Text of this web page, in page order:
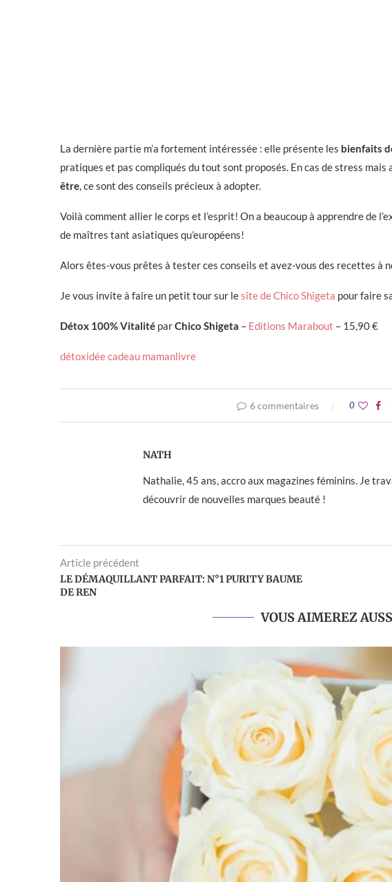
La dernière partie m’a fortement intéressée : elle présente les bienfaits
pratiques et pas compliqués du tout sont proposés. En cas de stress
être, ce sont des conseils précieux à adopter.
Voilà comment allier le corps et l’esprit! On a beaucoup à apprendre de
de maîtres tant asiatiques qu’européens!
Alors êtes-vous prêtes à tester ces conseils et avez-vous des recettes à
Je vous invite à faire un petit tour sur lesite de Chico Shigeta pour faire
Détox 100% Vitalité parChico Shigeta – Editions Marabout – 15,90 €
détoxidée cadeau mamanlivre
6 commentaires 0
NATH
Nathalie, 45 ans, accro aux magazines féminins. Je
découvrir de nouvelles marques beauté !
Article précédent
LE DÉMAQUILLANT PARFAIT: N°1 PURITY BAUME
DE REN
VOUS AIMEREZ